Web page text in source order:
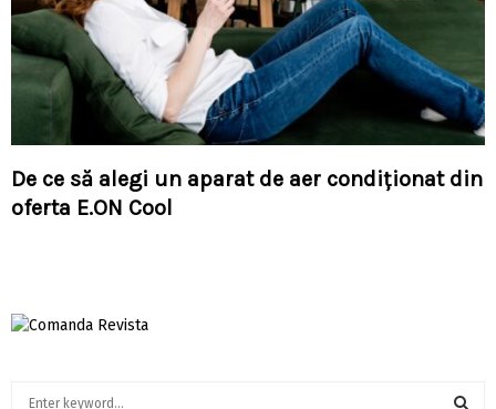
De ce să alegi un aparat de aer condiționat din
oferta E.ON Cool